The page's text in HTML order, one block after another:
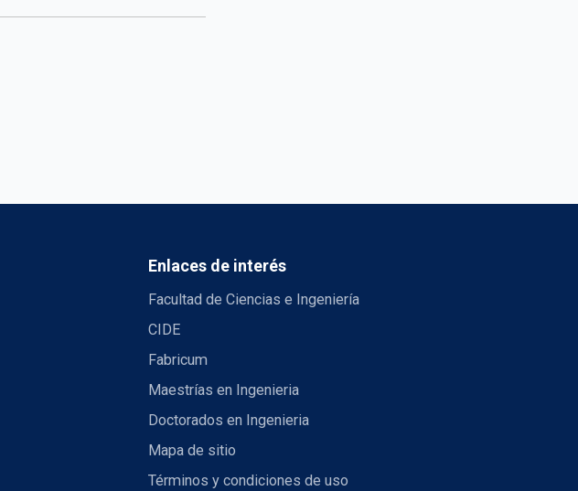
Enlaces de interés
Facultad de Ciencias e Ingeniería
CIDE
Fabricum
Maestrías en Ingenieria
Doctorados en Ingenieria
Mapa de sitio
Términos y condiciones de uso